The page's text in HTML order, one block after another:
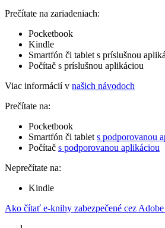
Prečítate na zariadeniach:
Pocketbook
Kindle
Smartfón či tablet s príslušnou
Počítač s príslušnou aplikáciou
Viac informácií v našich návodoch
Prečítate na:
Pocketbook
Smartfón či tablet s podporovanou
Počítač s podporovanou aplikáciou
Neprečítate na:
Kindle
Ako čítať e-knihy zabezpečené cez